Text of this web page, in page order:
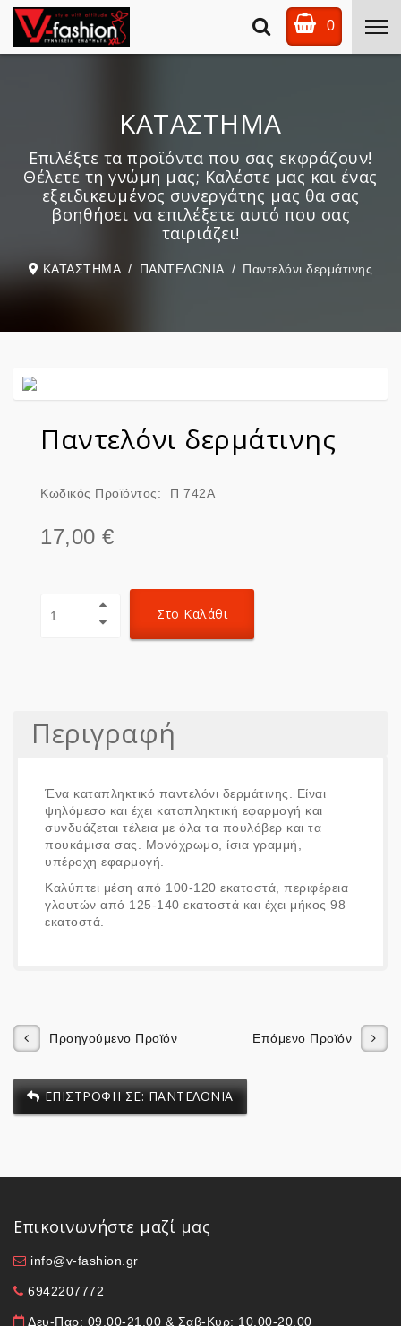
0
ΚΑΤΑΣΤΗΜΑ
Επιλέξτε τα προϊόντα που σας εκφράζουν!
Θέλετε τη γνώμη μας; Καλέστε μας και ένας
εξειδικευμένος συνεργάτης μας θα σας
βοηθήσει να επιλέξετε αυτό που σας
ταιριάζει!
ΚΑΤΑΣΤΗΜΑ ΠΑΝΤΕΛΟΝΙΑ Παντελόνι δερμάτινης
Παντελόνι δερμάτινης
Κωδικός Προϊόντος: Π 742Α
17,00 €
Στο Καλάθι
Περιγραφή
Ένα καταπληκτικό παντελόνι δερμάτινης. Είναι
ψηλόμεσο και έχει καταπληκτική εφαρμογή και
συνδυάζεται τέλεια με όλα τα πουλόβερ και τα
πουκάμισα σας. Μονόχρωμο, ίσια γραμμή,
υπέροχη εφαρμογή.
Καλύπτει μέση από 100-120 εκατοστά, περιφέρεια
γλουτών από 125-140 εκατοστά και έχει μήκος 98
εκατοστά.
Επόμενο Προϊόν
Προηγούμενο Προϊόν
ΕΠΙΣΤΡΟΦΗ ΣΕ: ΠΑΝΤΕΛΟΝΙΑ
Επικοινωνήστε μαζί μας
info@v-fashion.gr
6942207772
Δευ-Παρ: 09.00-21.00 & Σαβ-Κυρ: 10.00-20.00